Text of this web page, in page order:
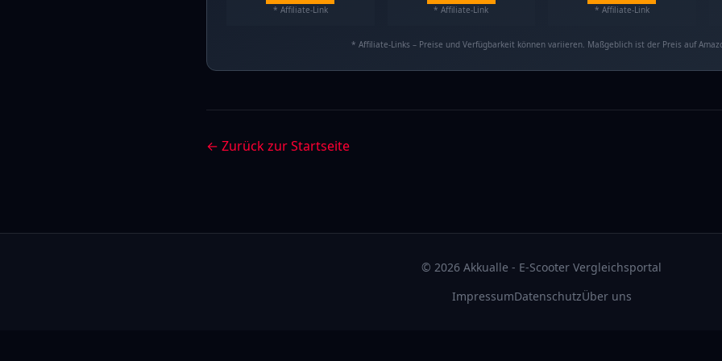
* Affiliate-Link * Affiliate-Link * Affiliate-Link
* Affiliate-Links – Preise und Verfügbarkeit können variieren. Maßgeblich ist der Preis auf
← Zurück zur Startseite
© 2026 Akkualle - E-Scooter Vergleichsportal
ImpressumDatenschutzÜber uns